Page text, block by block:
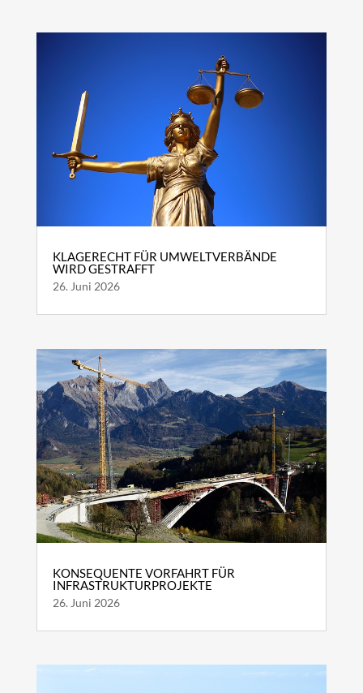
KLAGERECHT FÜR UMWELTVERBÄNDE
WIRD GESTRAFFT
26. Juni 2026
KONSEQUENTE VORFAHRT FÜR
INFRASTRUKTURPROJEKTE
26. Juni 2026